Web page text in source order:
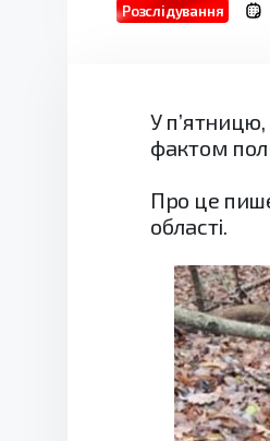
Розслідування
У
фактом
Про це
області.